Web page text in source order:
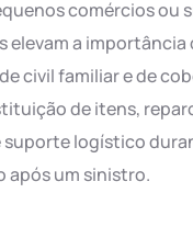
comércios ou
elevam a importância
civil familiar e de
de itens,
suporte logístico
após um sinistro.